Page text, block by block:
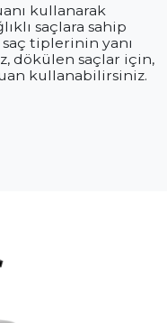
kullanarak
saçlara sahip
tiplerinin yanı
dökülen saçlar için,
kullanabilirsiniz.